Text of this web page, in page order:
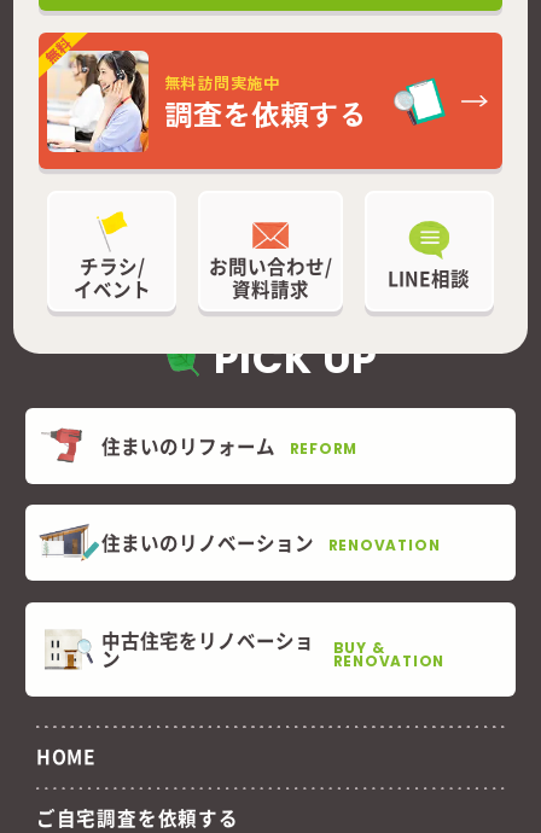
無料訪問実施中
調査を依頼する
チラシ/
イベント
お問い合わせ/
資料請求
LINE相談
PICK UP
住まいのリフォーム REFORM
住まいのリノベーション RENOVATION
中古住宅をリノベーショ
ン BUY &
RENOVATION
HOME
ご自宅調査を依頼する